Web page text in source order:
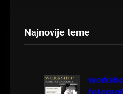
Najnovije teme